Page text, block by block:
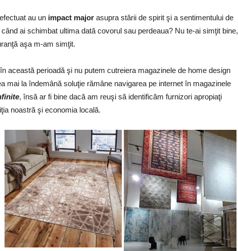
au un impact major asupra stării de spirit şi a sentimentului de
ai schimbat ultima dată covorul sau perdeaua? Nu te-ai simţit bine,
aşa m-am simţit.
această perioadă şi nu putem cutreiera magazinele de home design
mai la îndemână soluţie rămâne navigarea pe internet în magazinele
, însă ar fi bine dacă am reuşi să identificăm furnizori apropiaţi
noastră şi economia locală.